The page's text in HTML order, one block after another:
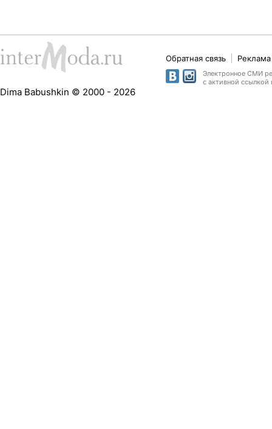
Dima Babushkin © 2000 - 2026
Обратная связь
Электронное СМИ
с активной ссылкой